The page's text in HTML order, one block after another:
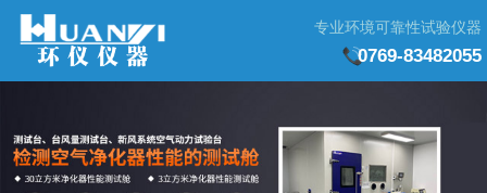
专业环境可靠性试验仪器
0769-83482055